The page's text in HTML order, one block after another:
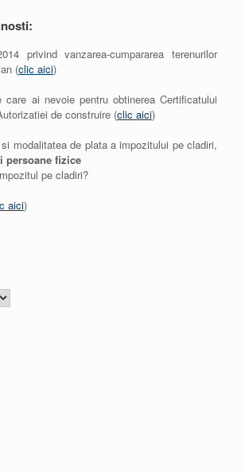
privind vanzarea-cumpararea terenurilor
(clic aici)
care ai nevoie pentru obtinerea Certificatului
de construire (clic aici)
modalitatea de plata a impozitului pe cladiri,
persoane fizice
pe cladiri?
aici)